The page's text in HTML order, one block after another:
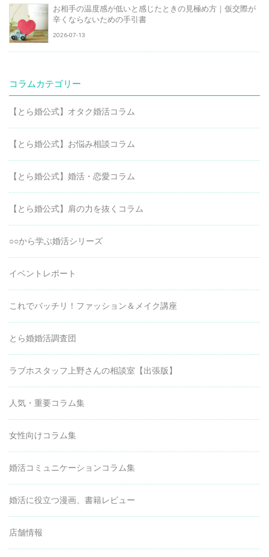
お相手の温度感が低いと感じたときの見極め方｜仮交際が
辛くならないための手引書
2026-07-13
コラムカテゴリー
【とら婚公式】オタク婚活コラム
【とら婚公式】お悩み相談コラム
【とら婚公式】婚活・恋愛コラム
【とら婚公式】肩の力を抜くコラム
○○から学ぶ婚活シリーズ
イベントレポート
これでバッチリ！ファッション＆メイク講座
とら婚婚活調査団
ラブホスタッフ上野さんの相談室【出張版】
人気・重要コラム集
女性向けコラム集
婚活コミュニケーションコラム集
婚活に役立つ漫画、書籍レビュー
店舗情報